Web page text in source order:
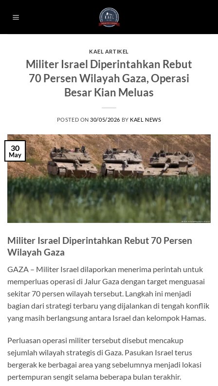
KAEL ARTIKEL
Militer Israel Diperintahkan Rebut
70 Persen Wilayah Gaza, Operasi
Besar Kian Meluas
POSTED ON30/05/2026 BY KAEL NEWS
30
May
Militer Israel Diperintahkan Rebut 70 Persen
Wilayah Gaza
GAZA – Militer Israel dilaporkan menerima perintah untuk
memperluas operasi di Jalur Gaza dengan target menguasai
sekitar 70 persen wilayah tersebut. Langkah ini menjadi
bagian dari strategi terbaru yang dijalankan di tengah konflik
yang masih berlangsung antara Israel dan kelompok Hamas.
Perluasan operasi militer tersebut disebut mencakup
sejumlah wilayah strategis di Gaza. Pasukan Israel terus
bergerak ke berbagai area yang sebelumnya menjadi lokasi
pertempuran sengit selama beberapa bulan terakhir.